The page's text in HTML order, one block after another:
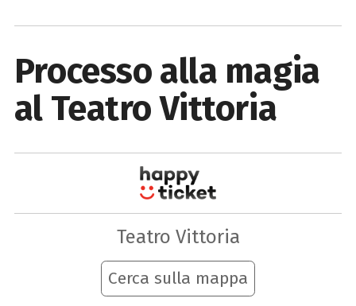
Processo alla magia
al Teatro Vittoria
Teatro Vittoria
Cerca sulla mappa